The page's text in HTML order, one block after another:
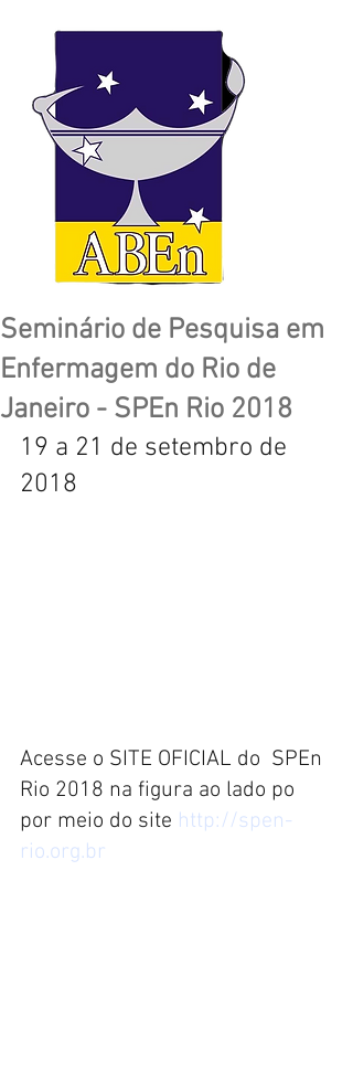
Seminário de Pesquisa em
Enfermagem do Rio de
Janeiro - SPEn Rio 2018
19 a 21 de setembro de
2018
Acesse o SITE OFICIAL do  SPEn
Rio 2018 na figura ao lado po
por meio do site http://spen-
rio.org.br